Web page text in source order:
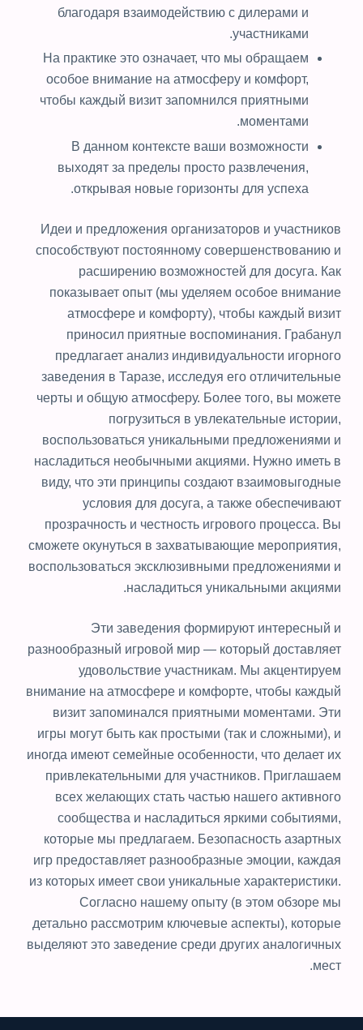
благодаря взаимодействию с дилерами и
участниками.
На практике это означает, что мы обращаем
особое внимание на атмосферу и комфорт,
чтобы каждый визит запомнился приятными
моментами.
В данном контексте ваши возможности
выходят за пределы просто развлечения,
открывая новые горизонты для успеха.
Идеи и предложения организаторов и участников
способствуют постоянному совершенствованию и
расширению возможностей для досуга. Как
показывает опыт (мы уделяем особое внимание
атмосфере и комфорту), чтобы каждый визит
приносил приятные воспоминания. Грабанул
предлагает анализ индивидуальности игорного
заведения в Таразе, исследуя его отличительные
черты и общую атмосферу. Более того, вы можете
погрузиться в увлекательные истории,
воспользоваться уникальными предложениями и
насладиться необычными акциями. Нужно иметь в
виду, что эти принципы создают взаимовыгодные
условия для досуга, а также обеспечивают
прозрачность и честность игрового процесса. Вы
сможете окунуться в захватывающие мероприятия,
воспользоваться эксклюзивными предложениями и
насладиться уникальными акциями.
Эти заведения формируют интересный и
разнообразный игровой мир — который доставляет
удовольствие участникам. Мы акцентируем
внимание на атмосфере и комфорте, чтобы каждый
визит запоминался приятными моментами. Эти
игры могут быть как простыми (так и сложными), и
иногда имеют семейные особенности, что делает их
привлекательными для участников. Приглашаем
всех желающих стать частью нашего активного
сообщества и насладиться яркими событиями,
которые мы предлагаем. Безопасность азартных
игр предоставляет разнообразные эмоции, каждая
из которых имеет свои уникальные характеристики.
Согласно нашему опыту (в этом обзоре мы
детально рассмотрим ключевые аспекты), которые
выделяют это заведение среди других аналогичных
мест.